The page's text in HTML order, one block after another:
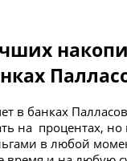
в банках
на процентах,
в любой